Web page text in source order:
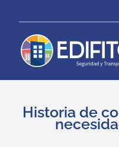
content
Historia de